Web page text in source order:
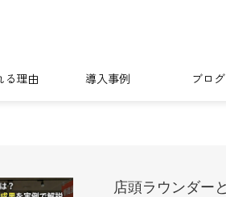
る理由 導入事例 ブログ
店頭ラウンダー